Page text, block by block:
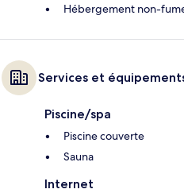
Hébergement non-
Services et
Piscine/spa
Piscine couverte
Sauna
Internet